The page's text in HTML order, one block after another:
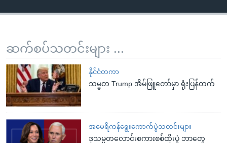
ဆက်စပ်သတင်းများ ...
နိုင်ငံတကာ
သမ္မတ Trump အိမ်ဖြူတော်မှာ ရုံးပြန်တက်
အမေရိကန်ရွေးကောက်ပွဲသတင်းများ
ဒုသမ္မတလောင်းစကားစစ်ထိုးပွဲ ဘာတွေ